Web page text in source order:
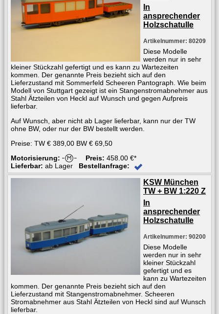
In
ansprechender
Holzschatulle
Artikelnummer: 80209
Diese Modelle
werden nur in sehr
kleiner Stückzahl gefertigt und es kann zu Wartezeiten
kommen. Der genannte Preis bezieht sich auf den
Lieferzustand mit Sommerfeld Scheeren Pantograph. Wie beim
Modell von Stuttgart gezeigt ist ein Stangenstromabnehmer aus
Stahl Ätzteilen von Heckl auf Wunsch und gegen Aufpreis
lieferbar.
Auf Wunsch, aber nicht ab Lager lieferbar, kann nur der TW
ohne BW, oder nur der BW bestellt werden.
Preise: TW € 389,00 BW € 69,50
Motorisierung:
Preis: 458.00 €*
Lieferbar: ab Lager Bestellanfrage:
KSW München
TW + BW 1:220 Z
In
ansprechender
Holzschatulle
Artikelnummer: 90200
Diese Modelle
werden nur in sehr
kleiner Stückzahl
gefertigt und es
kann zu Wartezeiten
kommen. Der genannte Preis bezieht sich auf den
Lieferzustand mit Stangenstromabnehmer. Scheeren
Stromabnehmer aus Stahl Ätzteilen von Heckl sind auf Wunsch
lieferbar.